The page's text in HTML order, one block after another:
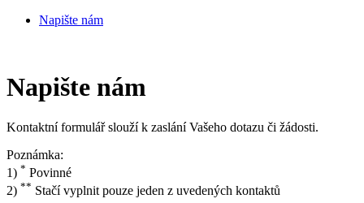
Napište nám
Napište nám
Kontaktní formulář slouží k zaslání Vašeho dotazu či žádosti.
Poznámka:
1) * Povinné
2) ** Stačí vyplnit pouze jeden z uvedených kontaktů